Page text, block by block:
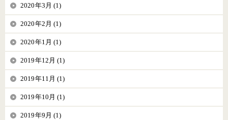
2020年3月 (1)
2020年2月 (1)
2020年1月 (1)
2019年12月 (1)
2019年11月 (1)
2019年10月 (1)
2019年9月 (1)